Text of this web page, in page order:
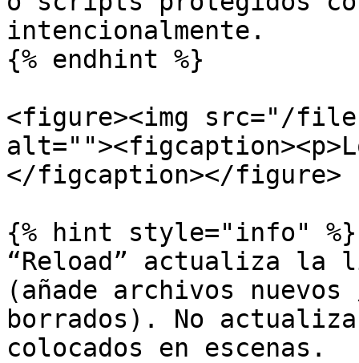
intencionalmente.
{% endhint %}
<figure><img src="/files/
</figcaption></figure>
{% hint style="info" %}
“Reload” actualiza la
(añade archivos
borrados). No
colocados en escenas.